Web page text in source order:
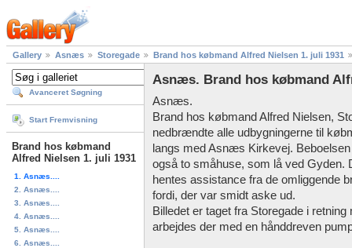
Gallery Asnæs Storegade Brand hos købmand Alfred Nielsen 1. juli 1931
Avanceret Søgning
Start Fremvisning
Brand hos købmand
Alfred Nielsen 1. juli 1931
1. Asnæs....
2. Asnæs....
3. Asnæs....
4. Asnæs....
5. Asnæs....
6. Asnæs....
Asnæs. Brand hos købmand
Asnæs.
Brand hos købmand Alfred Nielsen,
nedbrændte alle udbygningerne til
langs med Asnæs Kirkevej.
også to småhuse, som lå ved Gyden.
hentes assistance fra de omliggende
fordi, der var smidt aske ud.
Billedet er taget fra Storegade i
arbejdes der med en hånddreven